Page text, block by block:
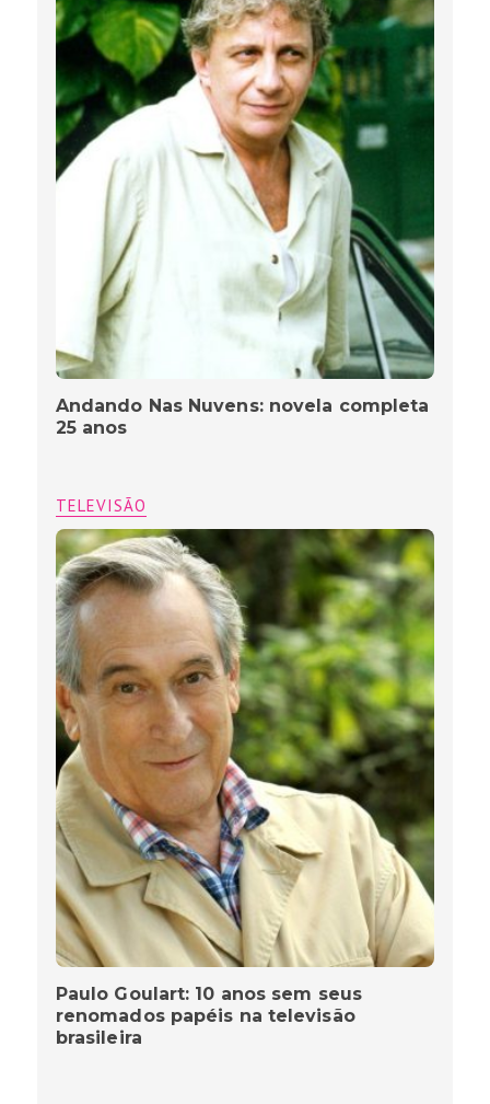
Andando Nas Nuvens: novela completa
25 anos
TELEVISÃO
Paulo Goulart: 10 anos sem seus
renomados papéis na televisão
brasileira